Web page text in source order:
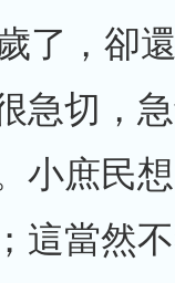
了，卻
急切，
小庶民
這當然